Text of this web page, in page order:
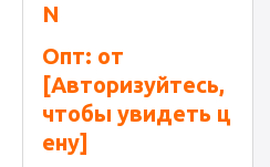
N
Опт: от
[Авторизуйтесь,
чтобы увидеть ц
ену]